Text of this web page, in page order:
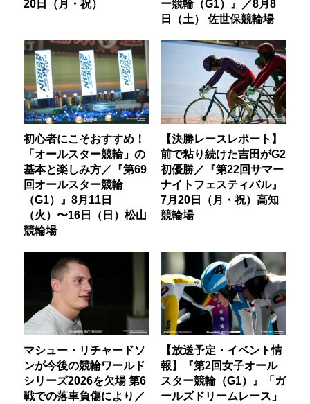
20日（月・祝）
ー競輪（G1）』／8月8
日（土） 佐世保競輪場
初心者にこそおすすめ！
「オールスター競輪」の
基本と楽しみ方／『第69
回オールスター競輪
（G1）』8月11日
（火）〜16日（日）松山
競輪場
【決勝レースレポート】
前で粘り続けた吉田がG2
初優勝／『第22回サマー
ナイトフェスティバル』
7月20日（月・祝）高知
競輪場
マシュー・リチャードソ
ンが今後の競輪ワールド
シリーズ2026を欠場 第6
戦での落車負傷により／
【放送予定・イベント情
報】『第2回女子オール
スター競輪（G1）』「ガ
ールズドリームレース」